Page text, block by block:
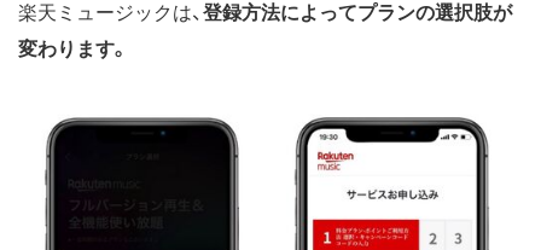
楽天ミュージックは、 登録方法によってプランの選択肢が
変わります。